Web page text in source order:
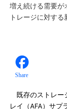
増え続ける需要が
トレージに対する
Share
既存のストレー
レイ（AFA）サプ